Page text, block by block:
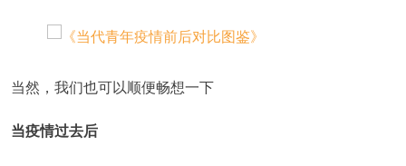
当然，我们也可以顺便畅想一下
当疫情过去后